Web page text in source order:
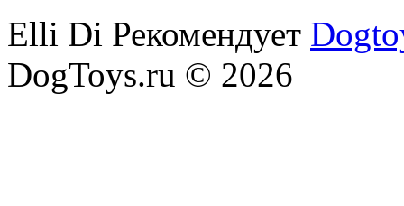
Elli Di Рекомендует
DogToys.ru © 2026